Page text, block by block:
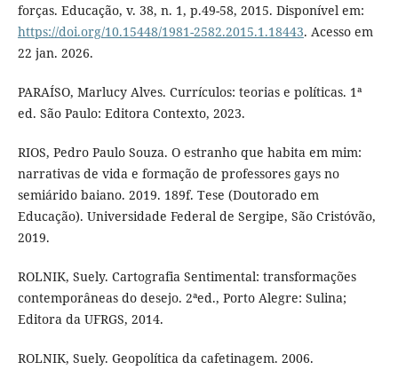
forças. Educação, v. 38, n. 1, p.49-58, 2015. Disponível em:
https://doi.org/10.15448/1981-2582.2015.1.18443. Acesso em
22 jan. 2026.
PARAÍSO, Marlucy Alves. Currículos: teorias e políticas. 1ª
ed. São Paulo: Editora Contexto, 2023.
RIOS, Pedro Paulo Souza. O estranho que habita em mim:
narrativas de vida e formação de professores gays no
semiárido baiano. 2019. 189f. Tese (Doutorado em
Educação). Universidade Federal de Sergipe, São Cristóvão,
2019.
ROLNIK, Suely. Cartografia Sentimental: transformações
contemporâneas do desejo. 2ªed., Porto Alegre: Sulina;
Editora da UFRGS, 2014.
ROLNIK, Suely. Geopolítica da cafetinagem. 2006.